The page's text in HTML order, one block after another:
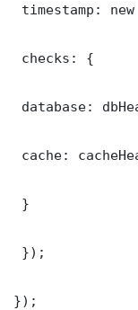
timestamp:
checks: {
database:
cache:
}
});
});